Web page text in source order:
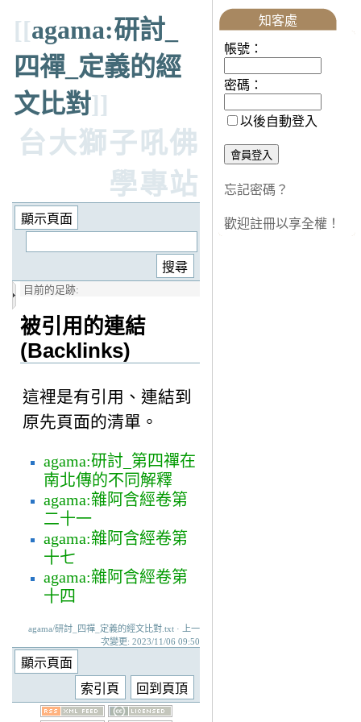
[[agama:研討_
四禪_定義的經
文比對]]
台大獅子吼佛
學專站
目前的足跡:
被引用的連結
(Backlinks)
這裡是有引用、連結到
原先頁面的清單。
agama:研討_第四禪在
南北傳的不同解釋
agama:雜阿含經卷第
二十一
agama:雜阿含經卷第
十七
agama:雜阿含經卷第
十四
agama/研討_四禪_定義的經文比對.txt · 上一
次變更: 2023/11/06 09:50
知客處
帳號：
密碼：
以後自動登入
忘記密碼？
歡迎註冊以享全權！